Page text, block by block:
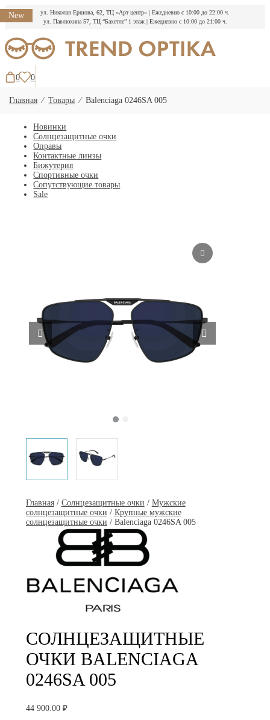
ул. Николая Ершова, 62, ТЦ «Арт центр» | Ежедневно с 10:00 до 22:00 ч.
ул. Павлюхина 57, ТЦ “Бахетле” 1 этаж | Ежедневно с 10:00 до 21:00 ч.
к
содержимому
0 0
Главная ⁄Товары ⁄Balenciaga 0246SA 005
Новинки
Солнцезащитные очки
Оправы
Контактные линзы
Бижутерия
Спортивные очки
Сопутствующие товары
Sale
New
Главная/ Солнцезащитные очки / Мужские
солнцезащитные очки / Крупные мужские
солнцезащитные очки / Balenciaga 0246SA 005
СОЛНЦЕЗАЩИТНЫЕ
ОЧКИ BALENCIAGA
0246SA 005
44 900.00 ₽